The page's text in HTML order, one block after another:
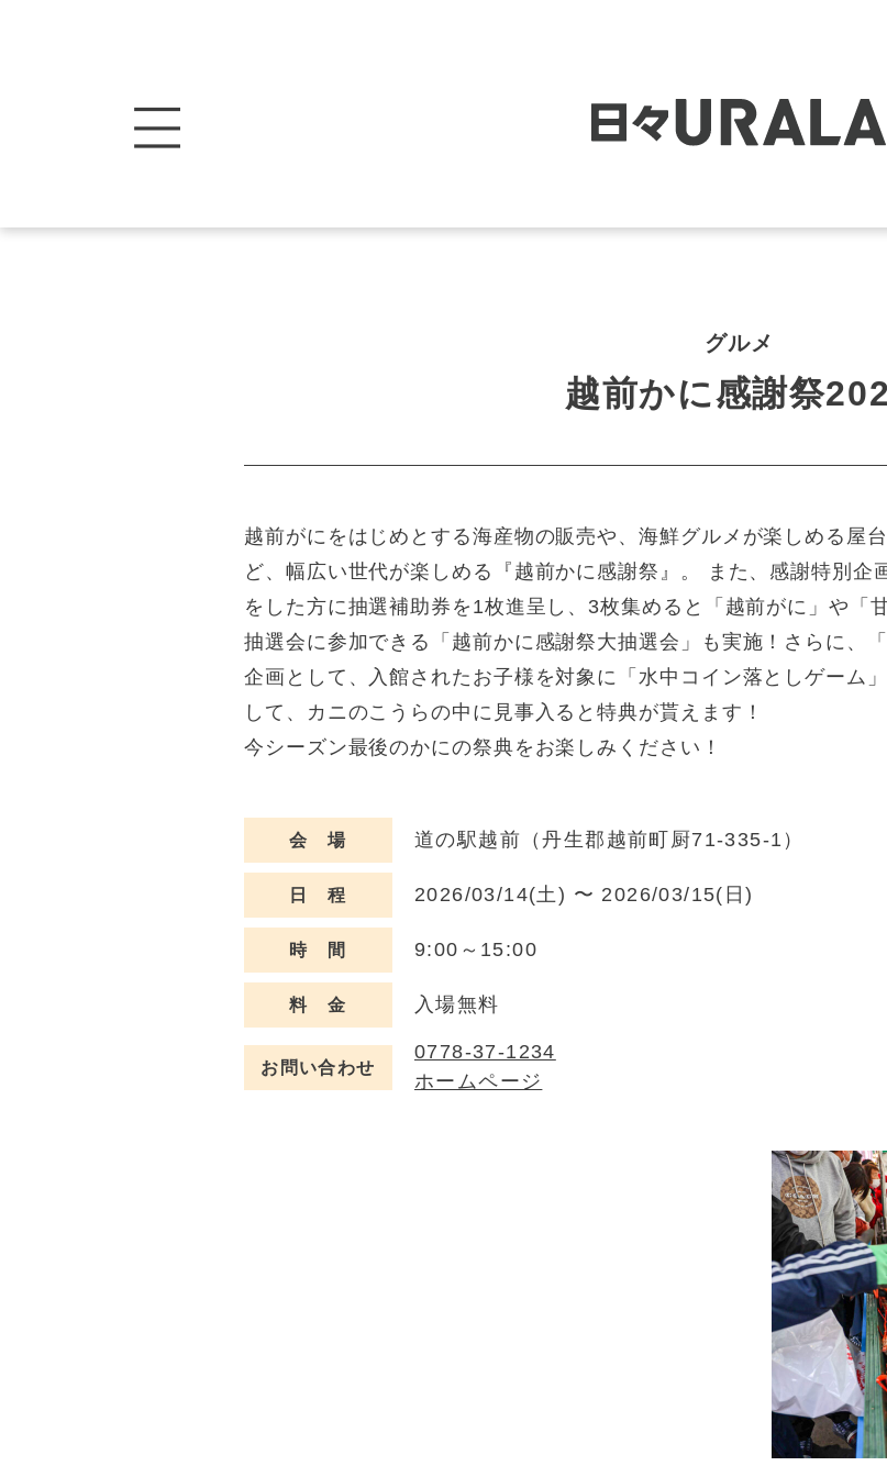
グルメ
越前かに感謝祭
越前がにをはじめとする海産物の販売や、海鮮グルメが楽しめる屋
ど、幅広い世代が楽しめる『越前かに感謝祭』。 また、感謝特別企
をした方に抽選補助券を1枚進呈し、3枚集めると「越前がに」や「
抽選会に参加できる「越前かに感謝祭大抽選会」も実施！さらに、
企画として、入館されたお子様を対象に「水中コイン落としゲーム
して、カニのこうらの中に見事入ると特典が貰えます！
今シーズン最後のかにの祭典をお楽しみください！
会 場 道の駅越前（丹生郡越前町厨71-335-1）
日 程 2026/03/14(土) 〜 2026/03/15(日)
時 間 9:00～15:00
料 金 入場無料
お問い合わせ
0778-37-1234
ホームページ